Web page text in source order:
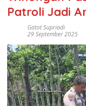
Patroli Jadi
Gatot Supriadi
29 September 2025